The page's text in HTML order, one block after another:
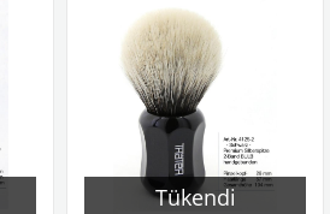
Tükendi